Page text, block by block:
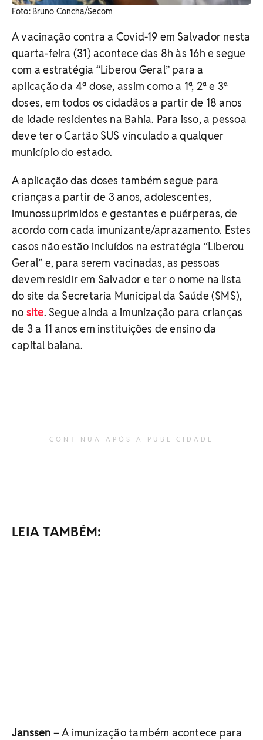
Foto: Bruno Concha/Secom
A vacinação contra a Covid-19 em Salvador nesta
quarta-feira (31) acontece das 8h às 16h e segue
com a estratégia “Liberou Geral” para a
aplicação da 4ª dose, assim como a 1ª, 2ª e 3ª
doses, em todos os cidadãos a partir de 18 anos
de idade residentes na Bahia. Para isso, a pessoa
deve ter o Cartão SUS vinculado a qualquer
município do estado.
A aplicação das doses também segue para
crianças a partir de 3 anos, adolescentes,
imunossuprimidos e gestantes e puérperas, de
acordo com cada imunizante/aprazamento. Estes
casos não estão incluídos na estratégia “Liberou
Geral” e, para serem vacinadas, as pessoas
devem residir em Salvador e ter o nome na lista
do site da Secretaria Municipal da Saúde (SMS),
no site. Segue ainda a imunização para crianças
de 3 a 11 anos em instituições de ensino da
capital baiana.
CONTINUA APÓS A PUBLICIDADE
LEIA TAMBÉM:
Janssen – A imunização também acontece para